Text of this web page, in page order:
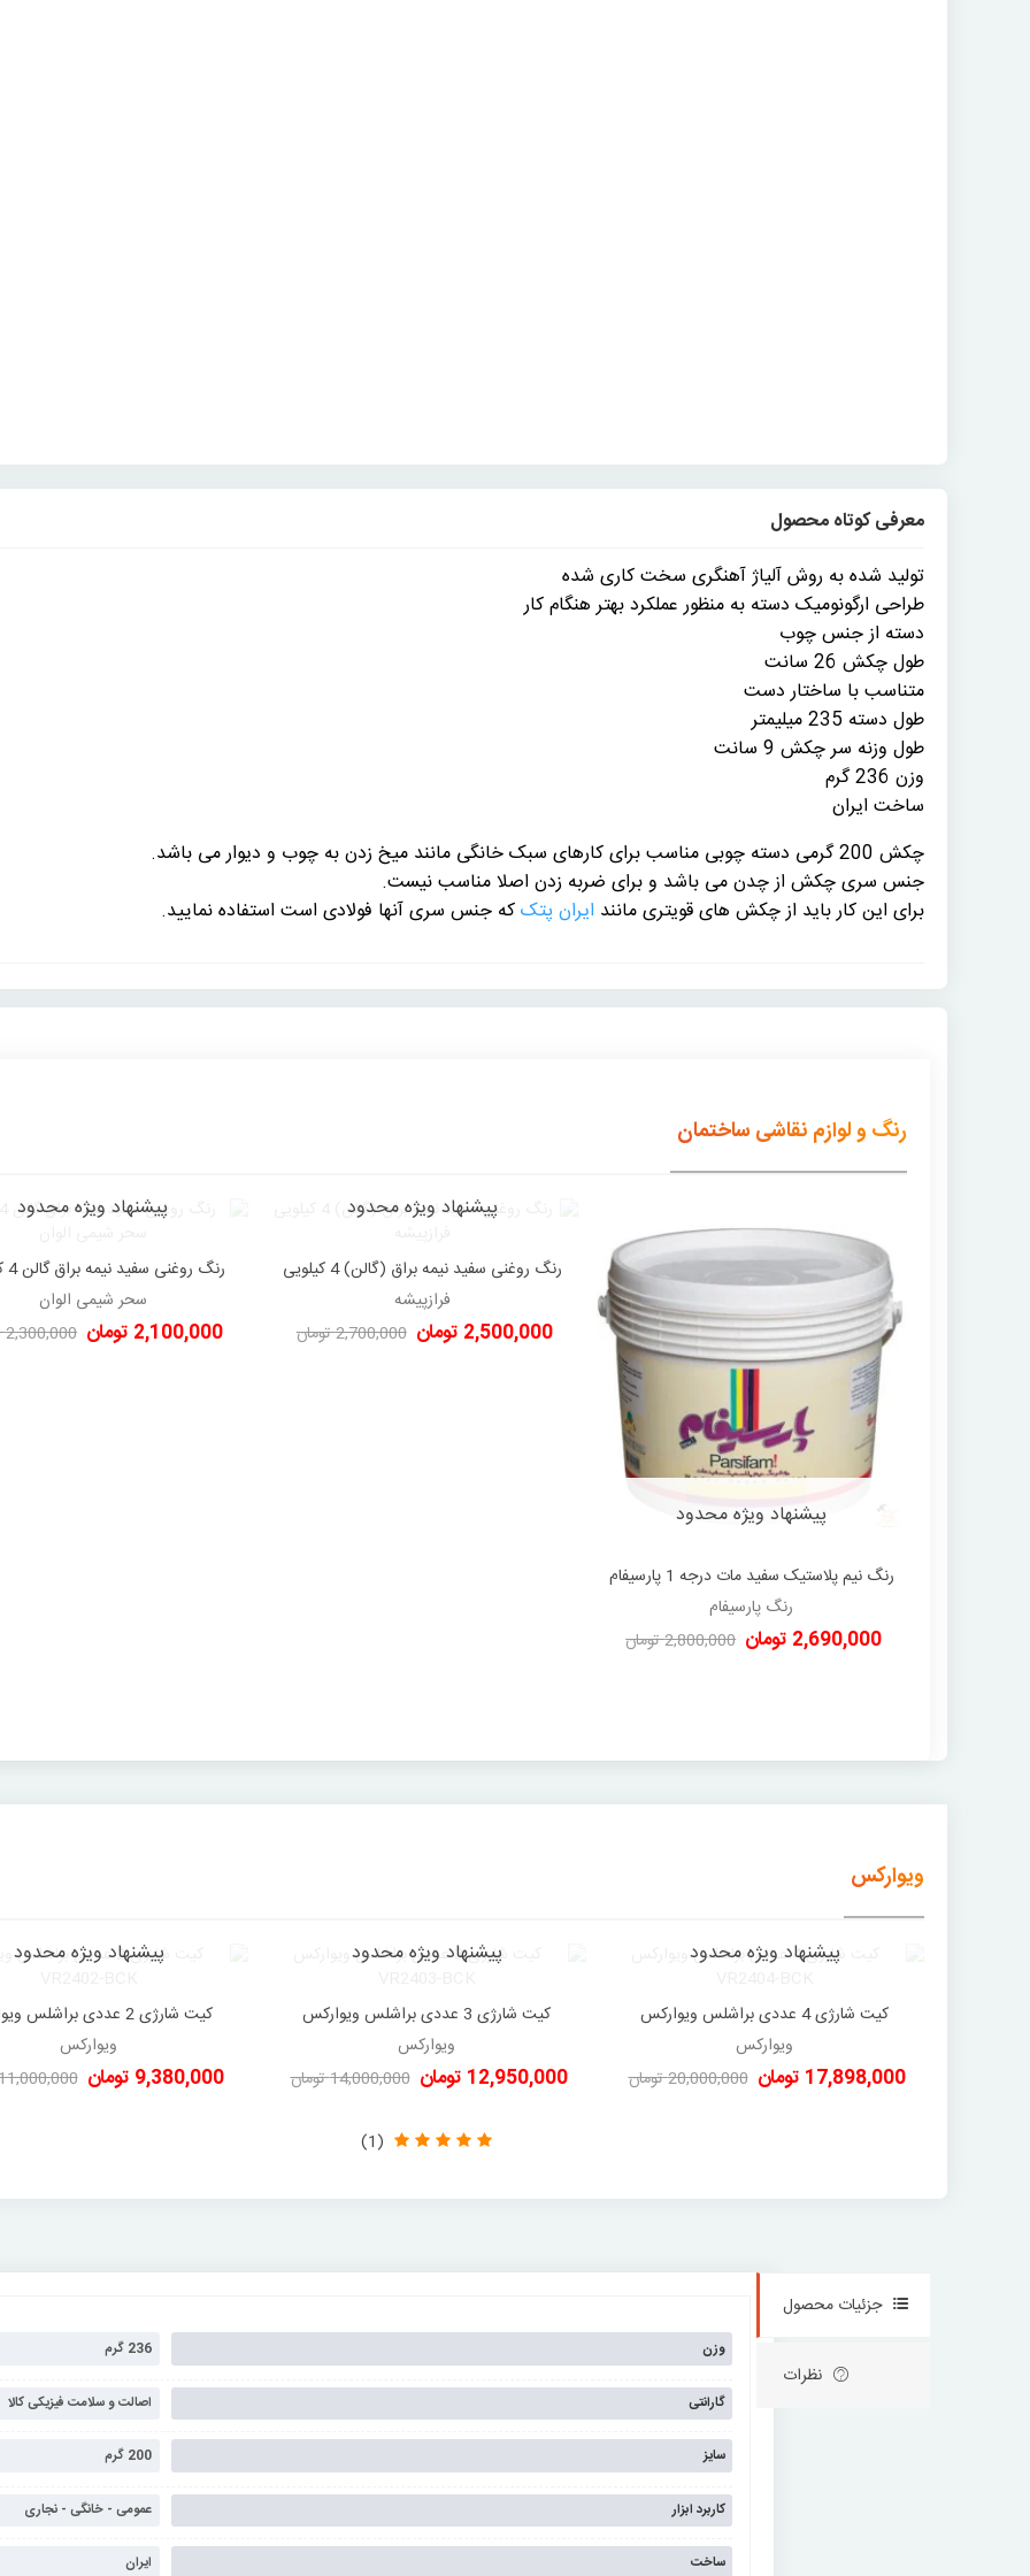
معرفی کوتاه محصول
تولید شده به روش آلیاژ آهنگری سخت کاری شده
طراحی ارگونومیک دسته به منظور عملکرد بهتر هنگام کار
دسته از جنس چوب
طول چکش 26 سانت
متناسب با ساختار دست
طول دسته 235 میلیمتر
طول وزنه سر چکش 9 سانت
وزن 236 گرم
ساخت ایران
چکش 200 گرمی دسته چوبی مناسب برای کارهای سبک خانگی مانند میخ زدن به چوب و دیوار می باشد.
جنس سری چکش از چدن می باشد و برای ضربه زدن اصلا مناسب نیست.
برای این کار باید از چکش های قویتری مانند ایران پتککه جنس سری آنها فولادی است استفاده نمایید.
رنگ و لوازم نقاشی ساختمان
دوست داشتن
پیشنهاد ویژه محدود
رنگ نیم پلاستیک سفید مات درجه 1 پارسیفام
دبه 12/5 کیلویی
رنگ پارسیفام
2,690,000 تومان
2,800,000 تومان
دوست داشتن
پیشنهاد ویژه محدود
رنگ روغنی سفید نیمه براق (گالن) 4 کیلویی
فرازپیشه
فرازپیشه
2,500,000 تومان
2,700,000 تومان
دوست داشتن
پیشنهاد ویژه محدود
سحر شیمی الوان
سحر شیمی الوان
2,100,000 تومان
2,300,000 تومان
ویوارکس
دوست داشتن
پیشنهاد ویژه محدود
کیت شارژی 4 عددی براشلس ویوارکس
VR2404-BCK
ویوارکس
17,898,000 تومان
20,000,000 تومان
دوست داشتن
پیشنهاد ویژه محدود
کیت شارژی 3 عددی براشلس ویوارکس
VR2403-BCK
ویوارکس
12,950,000 تومان
14,000,000 تومان
(1)
دوست داشتن
پیشنهاد ویژه محدود
کیت شارژی 2 عددی
VR2402-BCK
ویوارکس
9,380,000 تومان
11,000,000
جزئیات محصول
نظرات
وزن 236 گرم
گارانتی اصالت و سلامت فیزیکی کالا
سایز 200 گرم
کاربرد ابزار عمومی - خانگی - نجاری
ساخت ایران